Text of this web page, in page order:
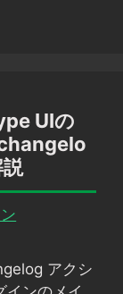
UIの
アクシ